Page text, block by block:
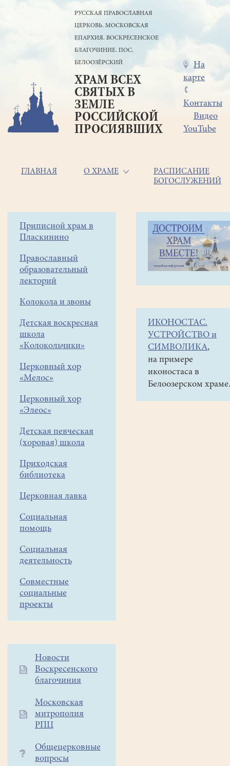
РУССКАЯ ПРАВОСЛАВНАЯ
ЦЕРКОВЬ. МОСКОВСКАЯ
ЕПАРХИЯ. ВОСКРЕСЕНСКОЕ
БЛАГОЧИНИЕ. ПОС.
БЕЛООЗЁРСКИЙ
ХРАМ ВСЕХ
СВЯТЫХ В
ЗЕМЛЕ
РОССИЙСКОЙ
ПРОСИЯВШИХ
Меню
в
шапке
На
карте
Контакты
Видео
YouTube
Основная
ГЛАВНАЯ О ХРАМЕ
РАСПИСАНИЕ
БОГОСЛУЖЕНИЙ
Боковое
меню
Приписной храм в
Пласкинино
Православный
образовательный
лекторий
Колокола и звоны
Детская воскресная
школа
«Колокольчики»
Церковный хор
«Мелос»
Церковный хор
«Элеос»
Детская певческая
(хоровая) школа
Приходская
библиотека
Церковная лавка
Социальная
помощь
Социальная
деятельность
Совместные
социальные
проекты
Дополнительное
меню
Новости
Воскресенского
благочиния
Московская
митрополия
РПЦ
Общецерковные
вопросы
Строка
навигации
Объявления
15-
КМЦ
"КЛИО"
лекция
ИКОНОСТАС.
УСТРОЙСТВО и
СИМВОЛИКА,
на примере
иконостаса в
Белоозерском храме.